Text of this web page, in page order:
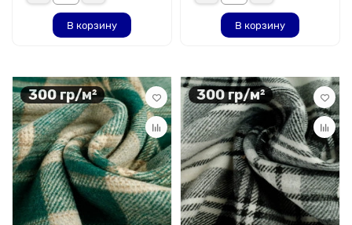
В корзину В корзину
300 гр/м² 300 гр/м²